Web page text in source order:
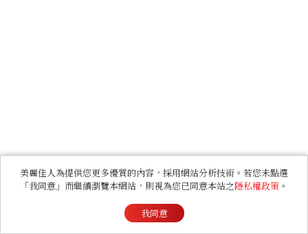
美麗佳人為提供您更多優質的內容，採用網站分析技術。若您未點選
「我同意」而繼續瀏覽本網站，則視為您已同意本站之隱私權政策 。
我同意